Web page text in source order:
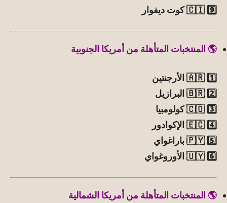
9️⃣ 🇨🇮 كوت ديفوار
🌎 المنتخبات المتأهلة من أمريكا الجنوبية
1️⃣ 🇦🇷 الأرجنتين
2️⃣ 🇧🇷 البرازيل
3️⃣ 🇨🇴 كولومبيا
4️⃣ 🇪🇨 الإكوادور
5️⃣ 🇵🇾 باراغواي
6️⃣ 🇺🇾 الأوروغواي
🌎 المنتخبات المتأهلة من أمريكا الشمالية